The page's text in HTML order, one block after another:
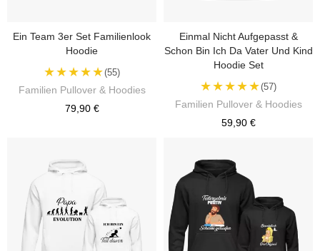
Ein Team 3er Set Familienlook
Hoodie
★★★★★(55)
Familien Pullover & Hoodies
79,90 €
Einmal Nicht Aufgepasst &
Schon Bin Ich Da Vater Und Kind
Hoodie Set
★★★★★(57)
Familien Pullover & Hoodies
59,90 €